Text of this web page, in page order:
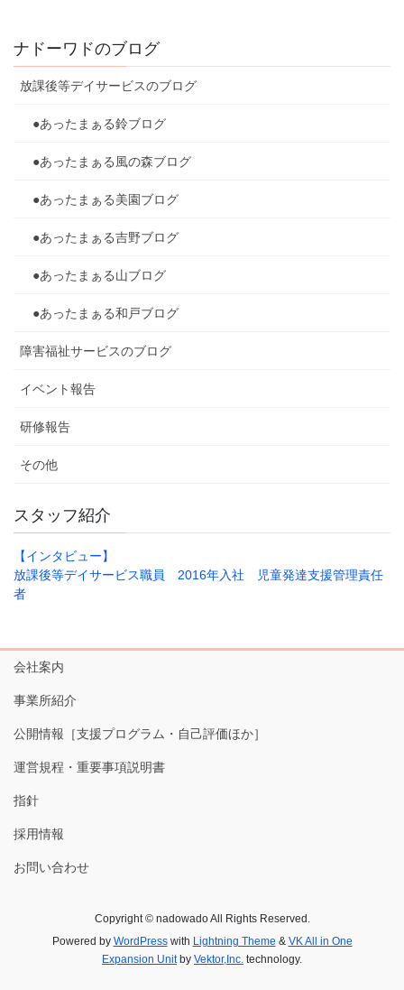
ナドーワドのブログ
放課後等デイサービスのブログ
●あったまぁる鈴ブログ
●あったまぁる風の森ブログ
●あったまぁる美園ブログ
●あったまぁる吉野ブログ
●あったまぁる山ブログ
●あったまぁる和戸ブログ
障害福祉サービスのブログ
イベント報告
研修報告
その他
スタッフ紹介
【インタビュー】
放課後等デイサービス職員 2016年入社 児童発達支援管理責任
者
会社案内
事業所紹介
公開情報［支援プログラム・自己評価ほか］
運営規程・重要事項説明書
指針
採用情報
お問い合わせ
Copyright © nadowado All Rights Reserved.
Powered by WordPresswith Lightning Theme & VK All in One
Expansion Unitby Vektor,Inc. technology.